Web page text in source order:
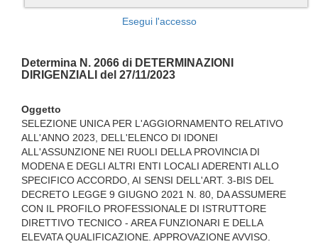
Esegui l'accesso
Determina N. 2066 di DETERMINAZIONI
DIRIGENZIALI del 27/11/2023
Oggetto
SELEZIONE UNICA PER L'AGGIORNAMENTO RELATIVO
ALL'ANNO 2023, DELL'ELENCO DI IDONEI
ALL'ASSUNZIONE NEI RUOLI DELLA PROVINCIA DI
MODENA E DEGLI ALTRI ENTI LOCALI ADERENTI ALLO
SPECIFICO ACCORDO, AI SENSI DELL'ART. 3-BIS DEL
DECRETO LEGGE 9 GIUGNO 2021 N. 80, DA ASSUMERE
CON IL PROFILO PROFESSIONALE DI ISTRUTTORE
DIRETTIVO TECNICO - AREA FUNZIONARI E DELLA
ELEVATA QUALIFICAZIONE. APPROVAZIONE AVVISO.